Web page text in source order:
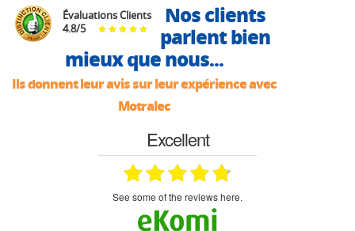
Évaluations Clients
4.8/5
Nos clients
parlent bien
mieux que nous...
Ils donnent leur avis sur leur expérience avec
Motralec
Excellent
see some of the reviews here.